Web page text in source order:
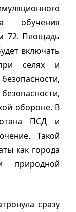
обучения
72. Площадь
включать
селях и
обороне. В
ПСД и
Такой
как города
природной
сразу